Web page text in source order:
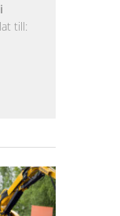
till: